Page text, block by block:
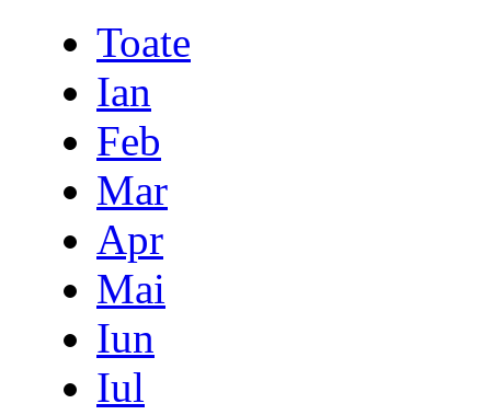
Toate
Ian
Feb
Mar
Apr
Mai
Iun
Iul